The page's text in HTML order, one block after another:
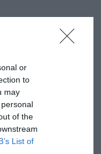
or
to
may
of the
List of